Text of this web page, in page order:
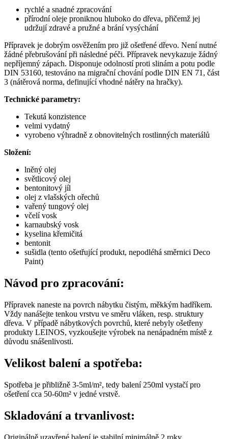
rychlé a snadné zpracování
přírodní oleje proniknou hluboko do dřeva, přičemž jej
udržují zdravé a pružné a brání vysýchání
Přípravek je dobrým osvěžením pro již ošetřené dřevo. Není nutné
žádné přebrušování při následné péči. Přípravek nevykazuje žádný
nepříjemný zápach. Disponuje odolností proti slinám a potu podle
DIN 53160, testováno na migrační chování podle DIN EN 71, část
3 (nátěrová norma, definující vhodné nátěry na hračky).
Technické parametry:
Tekutá konzistence
velmi vydatný
vyrobeno výhradně z obnovitelných rostlinných materiálů
Složení:
lněný olej
světlicový olej
bentonitový jíl
olej z vlašských ořechů
vařený tungový olej
včelí vosk
karnaubský vosk
kyselina křemičitá
bentonit
sušidla (tento ošetřující produkt, nepodléhá směrnici Deco
Paint)
Návod pro zpracování:
Přípravek naneste na povrch nábytku čistým, měkkým hadříkem.
Vždy nanášejte tenkou vrstvu ve směru vláken, resp. struktury
dřeva. V případě nábytkových povrchů, které nebyly ošetřeny
produkty LEINOS, vyzkoušejte výrobek na nenápadném místě z
důvodu snášenlivosti.
Velikost balení a spotřeba:
Spotřeba je přibližně 3-5ml/m², tedy balení 250ml vystačí pro
ošetření cca 50-60m² v jedné vrstvě.
Skladování a trvanlivost:
Originálně uzavřené balení je stabilní minimálně 2 roky.